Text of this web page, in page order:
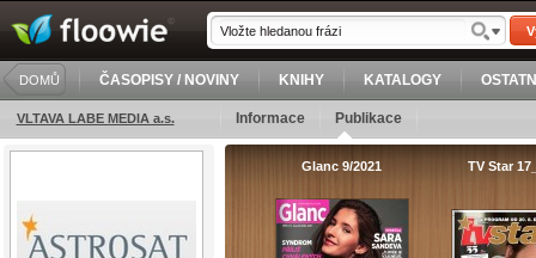
DOMŮ ČASOPISY / NOVINY KNIHY KATALOGY
VLTAVA LABE MEDIA a.s. Informace Publikace
Glanc 9/2021 TV Star